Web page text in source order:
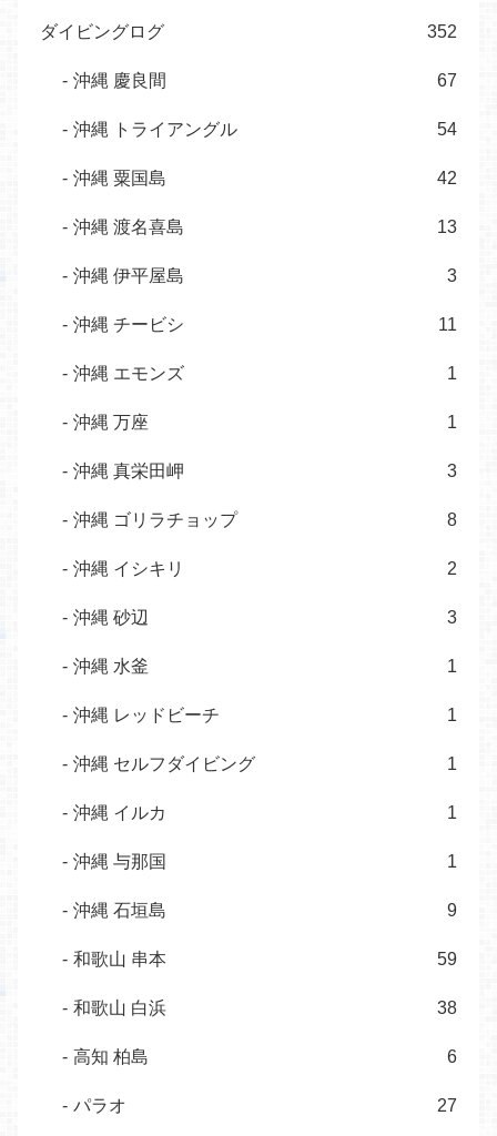
ダイビングログ 352
沖縄 慶良間 67
沖縄 トライアングル 54
沖縄 粟国島 42
沖縄 渡名喜島 13
沖縄 伊平屋島 3
沖縄 チービシ 11
沖縄 エモンズ 1
沖縄 万座 1
沖縄 真栄田岬 3
沖縄 ゴリラチョップ 8
沖縄 イシキリ 2
沖縄 砂辺 3
沖縄 水釜 1
沖縄 レッドビーチ 1
沖縄 セルフダイビング 1
沖縄 イルカ 1
沖縄 与那国 1
沖縄 石垣島 9
和歌山 串本 59
和歌山 白浜 38
高知 柏島 6
パラオ 27